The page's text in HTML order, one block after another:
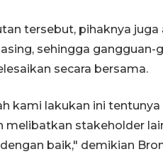
tersebut, pihaknya
sehingga
secara bersama.
kami lakukan ini
melibatkan stakeholder
baik," demikian